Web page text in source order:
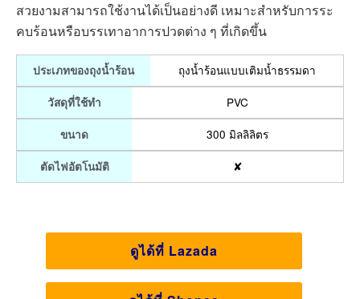
สวยงามสามารถใช้งานได้เป็นอย่างดี เหมาะสำหรับการระ
คบร้อนหรือบรรเทาอาการปวดต่าง ๆ ที่เกิดขึ้น
ประเภทของถุงน้ำร้อน ถุงน้ำร้อนแบบเติมน้ำธรรมดา
วัสดุที่ใช้ทำ PVC
ขนาด 300 มิลลิลิตร
ตัดไฟอัตโนมัติ ✘
ดูได้ที่ Lazada